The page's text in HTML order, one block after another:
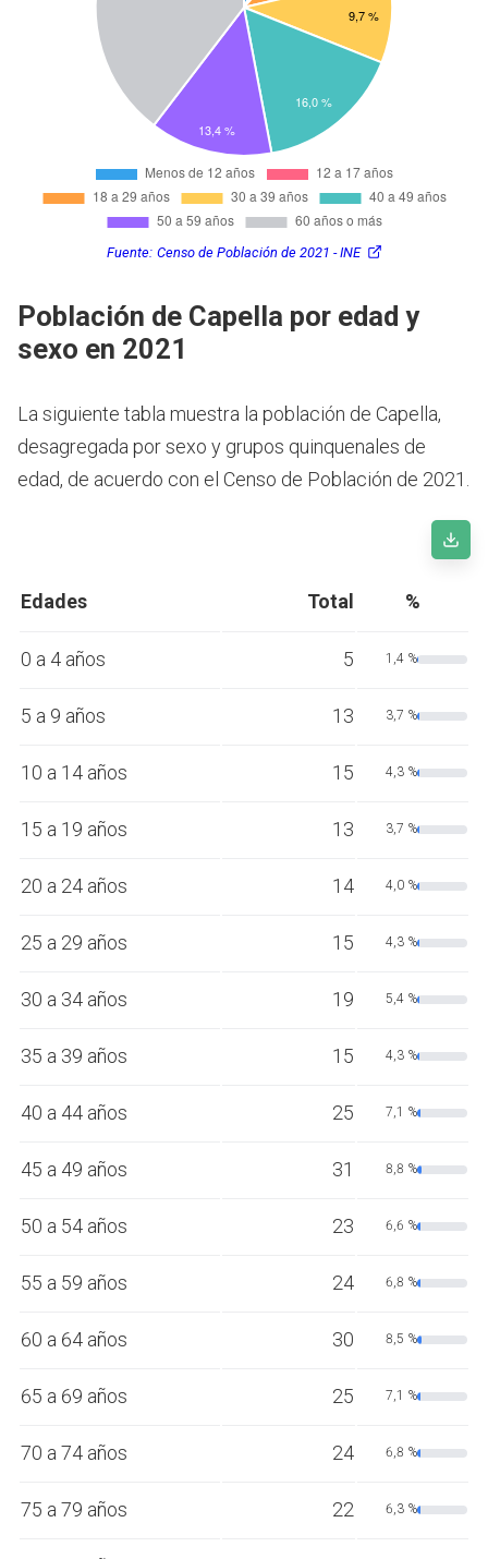
Fuente: Censo de Población de 2021 - INE
Población de Capella por edad y
sexo en 2021
La siguiente tabla muestra la población de Capella,
desagregada por sexo y grupos quinquenales de
edad, de acuerdo con el Censo de Población de 2021.
Edades Total %
0 a 4 años 5 1,4 %
5 a 9 años 13 3,7 %
10 a 14 años 15 4,3 %
15 a 19 años 13 3,7 %
20 a 24 años 14 4,0 %
25 a 29 años 15 4,3 %
30 a 34 años 19 5,4 %
35 a 39 años 15 4,3 %
40 a 44 años 25 7,1 %
45 a 49 años 31 8,8 %
50 a 54 años 23 6,6 %
55 a 59 años 24 6,8 %
60 a 64 años 30 8,5 %
65 a 69 años 25 7,1 %
70 a 74 años 24 6,8 %
75 a 79 años 22 6,3 %